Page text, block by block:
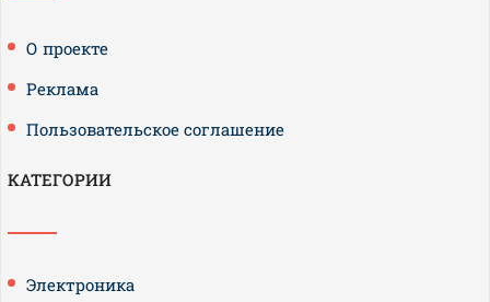
О проекте
Реклама
Пользовательское соглашение
КАТЕГОРИИ
Электроника